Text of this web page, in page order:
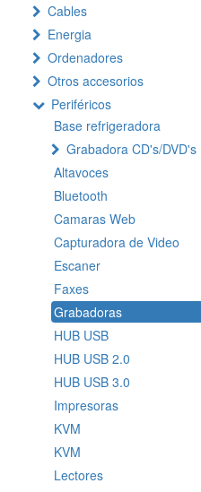
Cables
Energia
Ordenadores
Otros accesorios
Periféricos
Base refrigeradora
Grabadora CD's/DVD's
Altavoces
Bluetooth
Camaras Web
Capturadora de Video
Escaner
Faxes
Grabadoras
HUB USB
HUB USB 2.0
HUB USB 3.0
Impresoras
KVM
KVM
Lectores